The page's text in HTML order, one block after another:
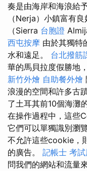
奏是由海岸和海浪給
（Nerja）小鎮富有
（Sierra 台胞證
西屯按摩 由於其獨特
水和遠足。 台北撥筋
華的馬貝拉度假勝地
新竹外燴 自助餐外燴
浪漫的空間和許多古
了土耳其前10個海灘
在操作過程中，這些
它們可以單獨識別瀏
不允許這些cookie，
的廣告。 記帳士 考
問我們的網站和流量